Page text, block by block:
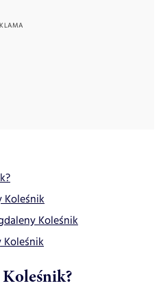
Koleśnik
Koleśnik